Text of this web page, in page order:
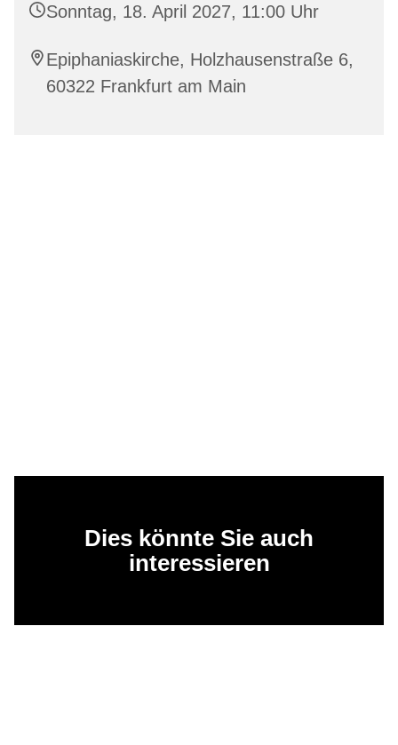
Sonntag, 18. April 2027, 11:00 Uhr
Epiphaniaskirche, Holzhausenstraße 6,
60322 Frankfurt am Main
Dies könnte Sie auch
interessieren